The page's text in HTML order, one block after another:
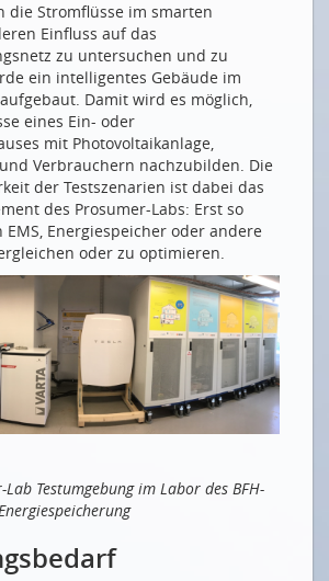
Services SA
die Stromflüsse im smarten
Einfluss auf das
zu untersuchen und zu
ein intelligentes Gebäude im
Damit wird es möglich,
eines Ein- oder
mit Photovoltaikanlage,
Verbrauchern nachzubilden. Die
der Testszenarien ist dabei das
des Prosumer-Labs: Erst so
Energiespeicher oder andere
oder zu optimieren.
Testumgebung im Labor des BFH-